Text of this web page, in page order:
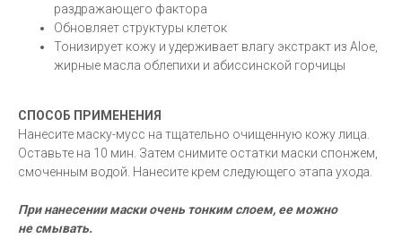
раздражающего фактора
Обновляет структуры клеток
Тонизирует кожу и удерживает влагу экстракт из Aloe,
жирные масла облепихи и абиссинской горчицы
СПОСОБ ПРИМЕНЕНИЯ
Нанесите маску-мусс на тщательно очищенную кожу лица.
Оставьте на 10 мин. Затем снимите остатки маски спонжем,
смоченным водой. Нанесите крем следующего этапа ухода.
При нанесении маски очень тонким слоем, ее можно
не смывать.